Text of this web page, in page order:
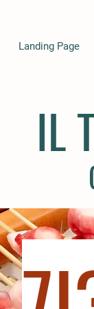
Landing Page
IL